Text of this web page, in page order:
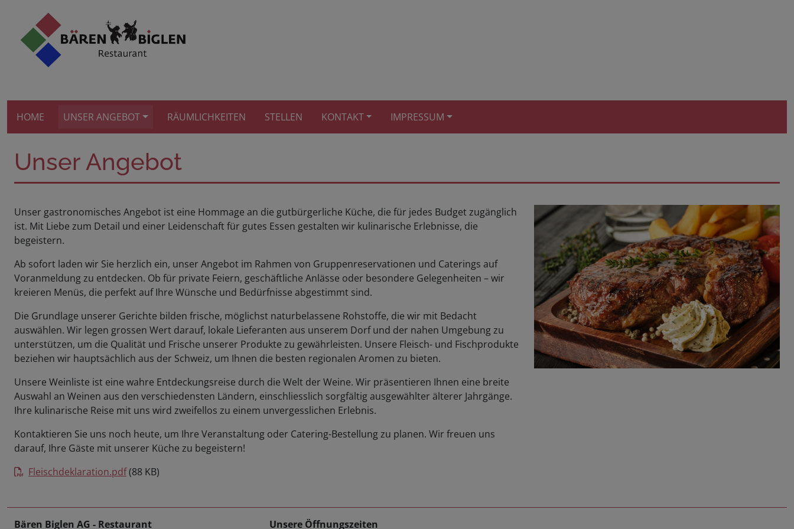
HOME UNSER ANGEBOT RÄUMLICHKEITEN STELLEN KONTAKT IMPRESSUM
Unser Angebot
Unser gastronomisches Angebot ist eine Hommage an die gutbürgerliche Küche, die für jedes Budget zugänglich
ist. Mit Liebe zum Detail und einer Leidenschaft für gutes Essen gestalten wir kulinarische Erlebnisse, die
begeistern.
Ab sofort laden wir Sie herzlich ein, unser Angebot im Rahmen von Gruppenreservationen und Caterings auf
Voranmeldung zu entdecken. Ob für private Feiern, geschäftliche Anlässe oder besondere Gelegenheiten – wir
kreieren Menüs, die perfekt auf Ihre Wünsche und Bedürfnisse abgestimmt sind.
Die Grundlage unserer Gerichte bilden frische, möglichst naturbelassene Rohstoffe, die wir mit Bedacht
auswählen. Wir legen grossen Wert darauf, lokale Lieferanten aus unserem Dorf und der nahen Umgebung zu
unterstützen, um die Qualität und Frische unserer Produkte zu gewährleisten. Unsere Fleisch- und Fischprodukte
beziehen wir hauptsächlich aus der Schweiz, um Ihnen die besten regionalen Aromen zu bieten.
Unsere Weinliste ist eine wahre Entdeckungsreise durch die Welt der Weine. Wir präsentieren Ihnen eine breite
Auswahl an Weinen aus den verschiedensten Ländern, einschliesslich sorgfältig ausgewählter älterer Jahrgänge.
Ihre kulinarische Reise mit uns wird zweifellos zu einem unvergesslichen Erlebnis.
Kontaktieren Sie uns noch heute, um Ihre Veranstaltung oder Catering-Bestellung zu planen. Wir freuen uns
darauf, Ihre Gäste mit unserer Küche zu begeistern!
Fleischdeklaration.pdf(88 KB)
Bären Biglen AG - Restaurant Unsere Öffnungszeiten